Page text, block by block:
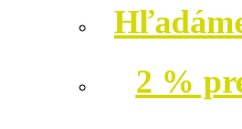
2 %